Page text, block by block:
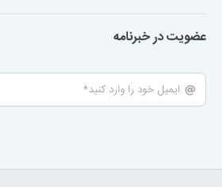
عضویت در خبرنامه